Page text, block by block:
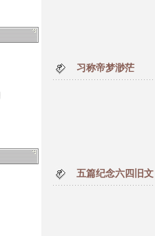
习称帝梦渺茫
五篇纪念六四旧文